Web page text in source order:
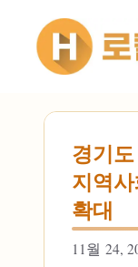
건너뛰기
경기
지역
확대
11월 24,